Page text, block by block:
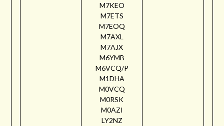
M7KEO
M7ETS
M7EOQ
M7AXL
M7AJX
M6YMB
M6VCQ/P
M1DHA
M0VCQ
M0RSK
M0AZI
LY2NZ